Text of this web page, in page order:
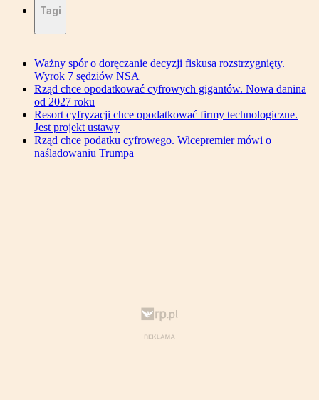
Tagi
Ważny spór o doręczanie decyzji fiskusa rozstrzygnięty.
Wyrok 7 sędziów NSA
Rząd chce opodatkować cyfrowych gigantów. Nowa danina
od 2027 roku
Resort cyfryzacji chce opodatkować firmy technologiczne.
Jest projekt ustawy
Rząd chce podatku cyfrowego. Wicepremier mówi o
naśladowaniu Trumpa